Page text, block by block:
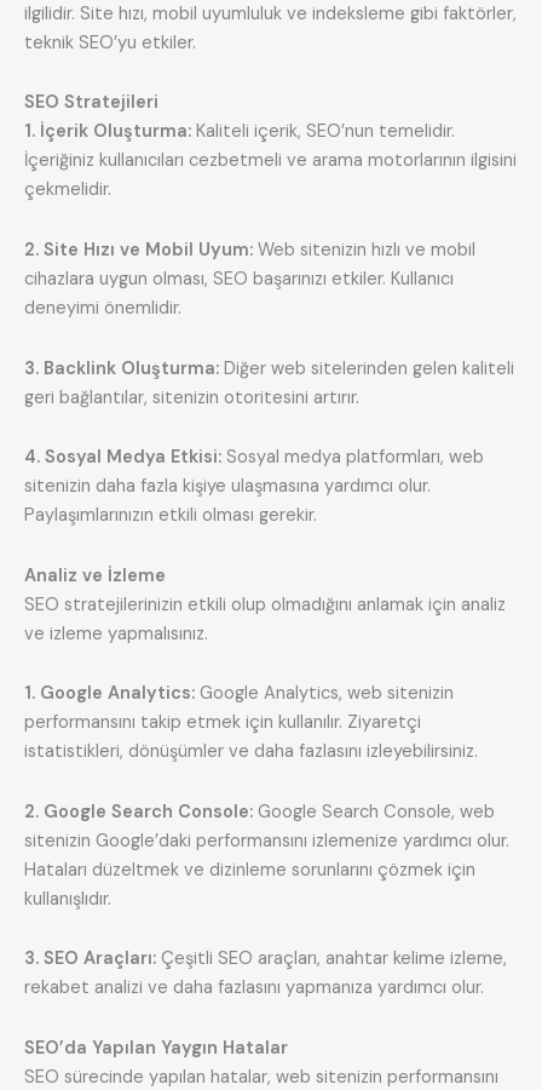
ilgilidir. Site hızı, mobil uyumluluk ve indeksleme gibi faktörler,
teknik SEO’yu etkiler.
SEO Stratejileri
1. İçerik Oluşturma: Kaliteli içerik, SEO’nun temelidir.
İçeriğiniz kullanıcıları cezbetmeli ve arama motorlarının ilgisini
çekmelidir.
2. Site Hızı ve Mobil Uyum: Web sitenizin hızlı ve mobil
cihazlara uygun olması, SEO başarınızı etkiler. Kullanıcı
deneyimi önemlidir.
3. Backlink Oluşturma: Diğer web sitelerinden gelen kaliteli
geri bağlantılar, sitenizin otoritesini artırır.
4. Sosyal Medya Etkisi: Sosyal medya platformları, web
sitenizin daha fazla kişiye ulaşmasına yardımcı olur.
Paylaşımlarınızın etkili olması gerekir.
Analiz ve İzleme
SEO stratejilerinizin etkili olup olmadığını anlamak için analiz
ve izleme yapmalısınız.
1. Google Analytics: Google Analytics, web sitenizin
performansını takip etmek için kullanılır. Ziyaretçi
istatistikleri, dönüşümler ve daha fazlasını izleyebilirsiniz.
2. Google Search Console: Google Search Console, web
sitenizin Google’daki performansını izlemenize yardımcı olur.
Hataları düzeltmek ve dizinleme sorunlarını çözmek için
kullanışlıdır.
3. SEO Araçları: Çeşitli SEO araçları, anahtar kelime izleme,
rekabet analizi ve daha fazlasını yapmanıza yardımcı olur.
SEO’da Yapılan Yaygın Hatalar
SEO sürecinde yapılan hatalar, web sitenizin performansını